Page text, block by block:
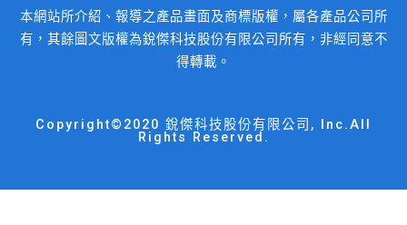
本網站所介紹、報導之產品畫面及商標版權，屬各產品公司所
有，其餘圖文版權為銳傑科技股份有限公司所有，非經同意不
得轉載。
Copyright©2020 銳傑科技股份有限公司, Inc.All
Rights Reserved.